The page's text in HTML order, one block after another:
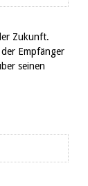
Zukunft.
Empfänger
seinen